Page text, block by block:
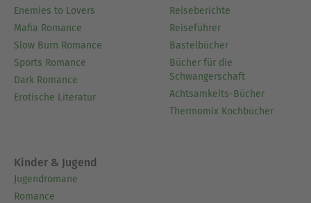
Enemies to Lovers
Mafia Romance
Slow Burn Romance
Sports Romance
Dark Romance
Erotische Literatur
Reiseberichte
Reiseführer
Bastelbücher
Bücher für die
Schwangerschaft
Achtsamkeits-Bücher
Thermomix Kochbücher
Kinder & Jugend
Jugendromane
Romance